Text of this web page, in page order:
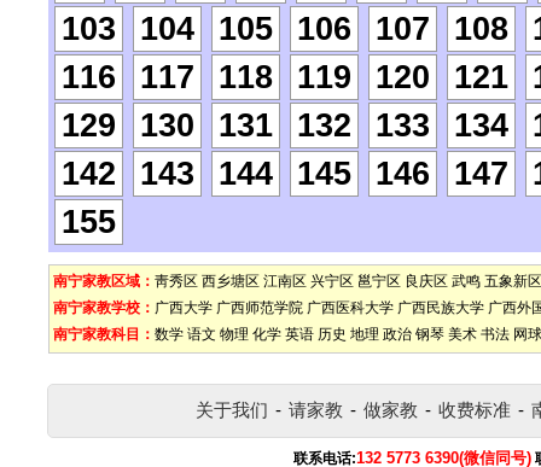
103
104 105 106 107 108
116
117 118 119 120 121
129
130 131 132 133 134
142
143 144 145 146 147
155
南宁家教区域： 靑秀区 西乡塘区 江南区 兴宁区 邕宁区 良庆区 武鸣 五象新区
南宁家教学校： 广西大学 广西师范学院 广西医科大学 广西民族大学 广西外
南宁家教科目： 数学 语文 物理 化学 英语 历史 地理 政治 钢琴 美术 书法 网球
关于我们 - 请家教 - 做家教 - 收费标准 -
联系电话:132 5773 6390(微信同号)